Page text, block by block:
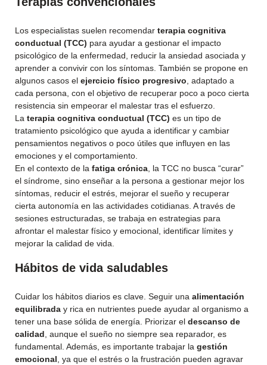
Los especialistas suelen recomendar terapia cognitiva
conductual (TCC) para ayudar a gestionar el impacto
psicológico de la enfermedad, reducir la ansiedad asociada y
aprender a convivir con los síntomas. También se propone en
algunos casos el ejercicio físico progresivo , adaptado a
cada persona, con el objetivo de recuperar poco a poco cierta
resistencia sin empeorar el malestar tras el esfuerzo.
La terapia cognitiva conductual (TCC) es un tipo de
tratamiento psicológico que ayuda a identificar y cambiar
pensamientos negativos o poco útiles que influyen en las
emociones y el comportamiento.
En el contexto de la fatiga crónica , la TCC no busca “curar”
el síndrome, sino enseñar a la persona a gestionar mejor los
síntomas, reducir el estrés, mejorar el sueño y recuperar
cierta autonomía en las actividades cotidianas. A través de
sesiones estructuradas, se trabaja en estrategias para
afrontar el malestar físico y emocional, identificar límites y
mejorar la calidad de vida.
Hábitos de vida saludables
Cuidar los hábitos diarios es clave. Seguir una alimentación
equilibrada y rica en nutrientes puede ayudar al organismo a
tener una base sólida de energía. Priorizar el descanso de
calidad , aunque el sueño no siempre sea reparador, es
fundamental. Además, es importante trabajar la gestión
emocional , ya que el estrés o la frustración pueden agravar